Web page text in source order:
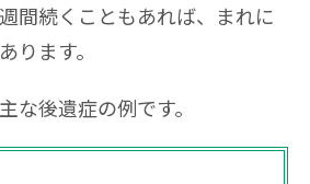
間続くこともあれば、まれに
ります。
な後遺症の例です。